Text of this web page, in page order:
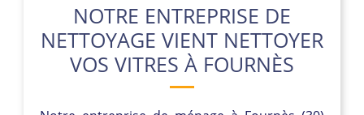
NOTRE ENTREPRISE DE
NETTOYAGE VIENT NETTOYER
VOS VITRES À FOURNÈS